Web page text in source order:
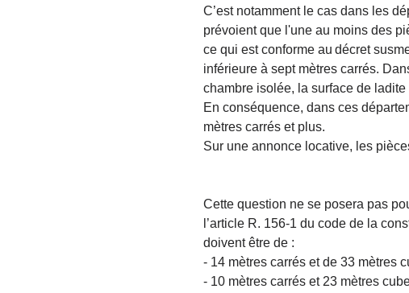
C’est notamment le cas dans les
prévoient que l'une au moins des
ce qui est conforme au décret
inférieure à sept mètres carrés.
chambre isolée, la surface de
En conséquence, dans ces
mètres carrés et plus.
Sur une annonce locative, les
Cette question ne se posera pas
l’article R. 156-1 du code de la
doivent être de :
- 14 mètres carrés et de 33 mètres
- 10 mètres carrés et 23 mètres